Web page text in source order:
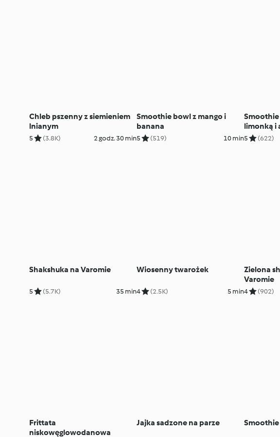
Chleb pszenny z siemieniem
lnianym
5 (3.8K) 2 godz. 30 min
Smoothie bowl z mango i
banana
5 (519) 10 min
Smoothie
limonką i
5 (622)
Shakshuka na Varomie
5 (5.7K) 35 min
Wiosenny twarożek
4 (2.5K) 5 min
Zielona
Varomie
4 (902)
Frittata
niskowęglowodanowa
Jajka sadzone na parze